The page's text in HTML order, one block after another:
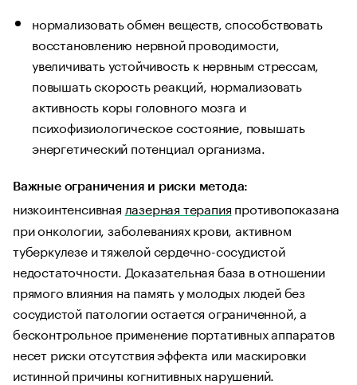
нормализовать обмен веществ, способствовать
восстановлению нервной проводимости,
увеличивать устойчивость к нервным стрессам,
повышать скорость реакций, нормализовать
активность коры головного мозга и
психофизиологическое состояние, повышать
энергетический потенциал организма.
Важные ограничения и риски метода:
низкоинтенсивная лазерная терапия противопоказана
при онкологии, заболеваниях крови, активном
туберкулезе и тяжелой сердечно-сосудистой
недостаточности. Доказательная база в отношении
прямого влияния на память у молодых людей без
сосудистой патологии остается ограниченной, а
бесконтрольное применение портативных аппаратов
несет риски отсутствия эффекта или маскировки
истинной причины когнитивных нарушений.